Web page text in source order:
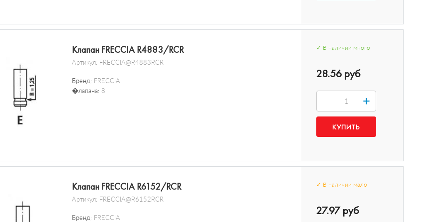
Клапан FRECCIA R4883/RCR
Артикул: FRECCIA@R4883RCR
Бренд: FRECCIA
�лапана: 8
✓ В наличии много
28.56 руб
+
Клапан FRECCIA R6152/RCR
Артикул: FRECCIA@R6152RCR
Бренд: FRECCIA
✓ В наличии мало
27.97 руб